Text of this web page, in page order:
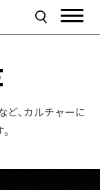
ど、カルチャーに